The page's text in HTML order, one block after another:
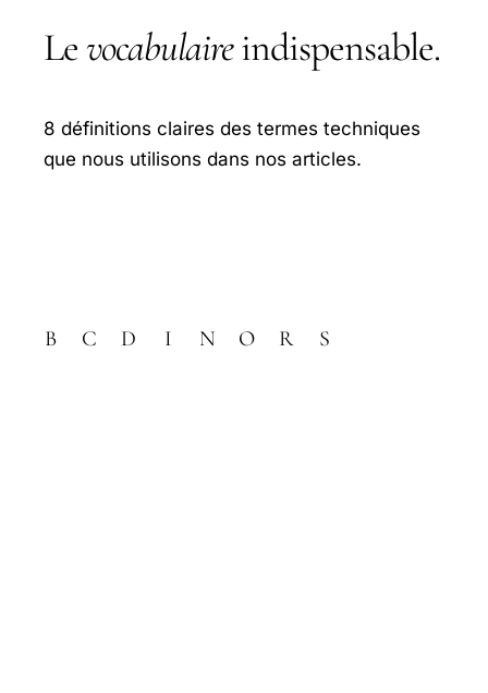
Levocabulaireindispensable.
8 définitions claires des termes techniques
que nous utilisons dans nos articles.
B C D I N O R S